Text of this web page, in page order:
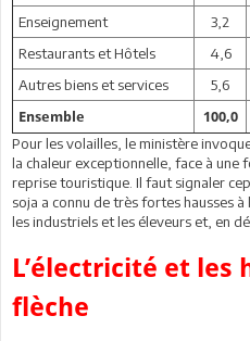
Enseignement
3,2
Restaurants et Hôtels
4,6
Autres biens et services
5,6
Ensemble 100,0
Pour les volailles, le ministère
la chaleur exceptionnelle, face à une
reprise touristique. Il faut signaler
soja a connu de très fortes hausses
les industriels et les éleveurs et, en
L’électricité et les
flèche